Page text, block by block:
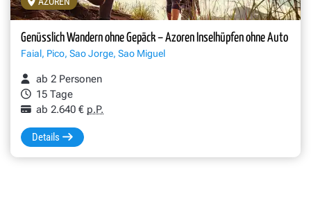
Genüsslich Wandern ohne Gepäck – Azoren Inselhüpfen ohne Auto
Faial, Pico, Sao Jorge, Sao Miguel
ab 2 Personen
15 Tage
ab 2.640 € p.P.
Details